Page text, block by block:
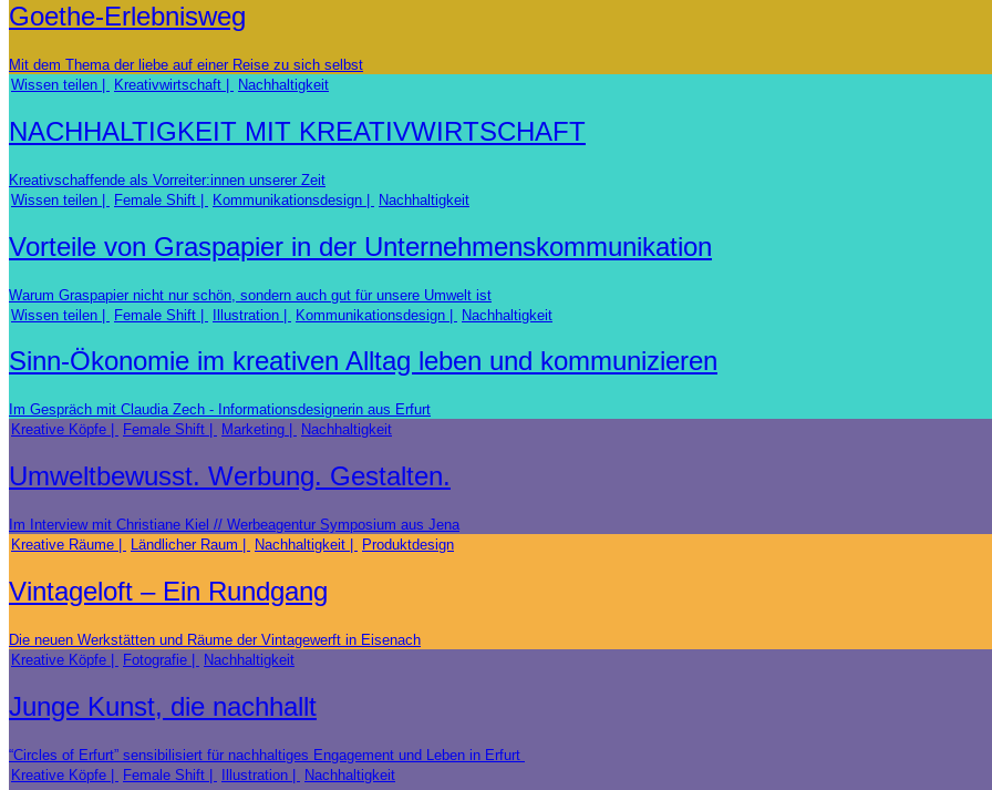
Goethe-Erlebnisweg
Mit dem Thema der liebe auf einer Reise zu sich selbst
Wissen teilen
Kreativwirtschaft Nachhaltigkeit
NACHHALTIGKEIT MIT KREATIVWIRTSCHAFT
Kreativschaffende als Vorreiter:innen unserer Zeit
Wissen teilen
Female Shift Kommunikationsdesign Nachhaltigkeit
Vorteile von Graspapier in der Unternehmenskommunikation
Warum Graspapier nicht nur schön, sondern auch gut für unsere Umwelt ist
Wissen teilen
Female Shift Illustration Kommunikationsdesign Nachhaltigkeit
Sinn-Ökonomie im kreativen Alltag leben und kommunizieren
Im Gespräch mit Claudia Zech - Informationsdesignerin aus Erfurt
Kreative Köpfe
Female Shift Marketing Nachhaltigkeit
Umweltbewusst. Werbung. Gestalten.
Im Interview mit Christiane Kiel // Werbeagentur Symposium aus Jena
Kreative Räume
Ländlicher Raum Nachhaltigkeit Produktdesign
Vintageloft – Ein Rundgang
Die neuen Werkstätten und Räume der Vintagewerft in Eisenach
Kreative Köpfe
Fotografie Nachhaltigkeit
Junge Kunst, die nachhallt
“Circles of Erfurt” sensibilisiert für nachhaltiges Engagement und Leben in Erfurt
Kreative Köpfe
Female Shift Illustration Nachhaltigkeit